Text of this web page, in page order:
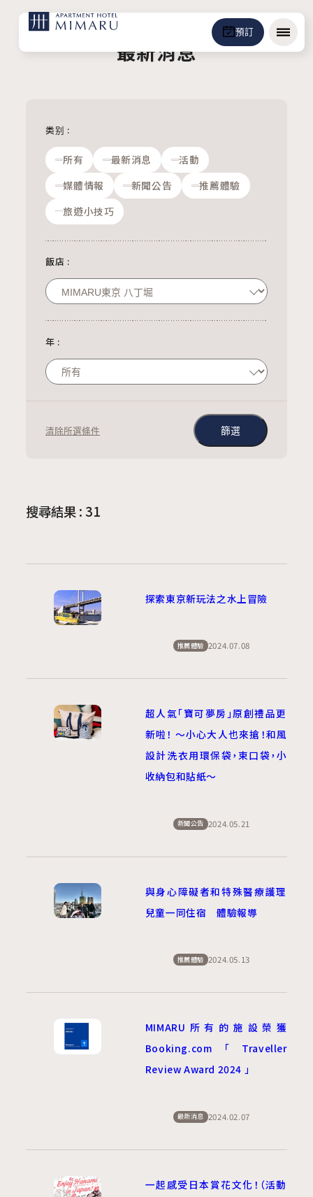
選單
預訂
最新消息
类别 :
所有 最新消息
活動
媒體情報
新聞公告
推薦體驗
旅遊小技巧
飯店 :
年 :
清除所選條件
搜尋結果 : 31
探索東京新玩法之水上冒險
推薦體驗 2024.07.08
超人氣「寶可夢房」原創禮品更
新啦！ ～小心大人也來搶！和風
設計洗衣用環保袋，束口袋，小
收納包和貼紙～
新聞公告 2024.05.21
與身心障礙者和特殊醫療護理
兒童一同住宿 體驗報導
推薦體驗 2024.05.13
MIMARU所有的施設榮獲
Booking.com「Traveller
Review Award 2024 」
最新消息 2024.02.07
一起感受日本賞花文化！（活動